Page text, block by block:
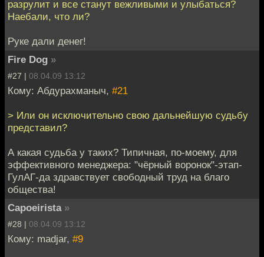
разрулит и все станут вежливыми и улыбаться?
Наебали, что ли?
Руке дали денег!
Fire Dog »
#27 | 08.04.09 13:12
Кому: Абдурахманыч, #21
> Или он исключительно свою дальнейшую судьбу
представил?
А какая судьба у таких? Типичная, по-моему, для
эффективного менеджера: "чёрный воронок"-этап-
ГулАГ-да здравствует свободный труд на благо
общества!
Capoeirista »
#28 | 08.04.09 13:12
Кому: madjar, #9